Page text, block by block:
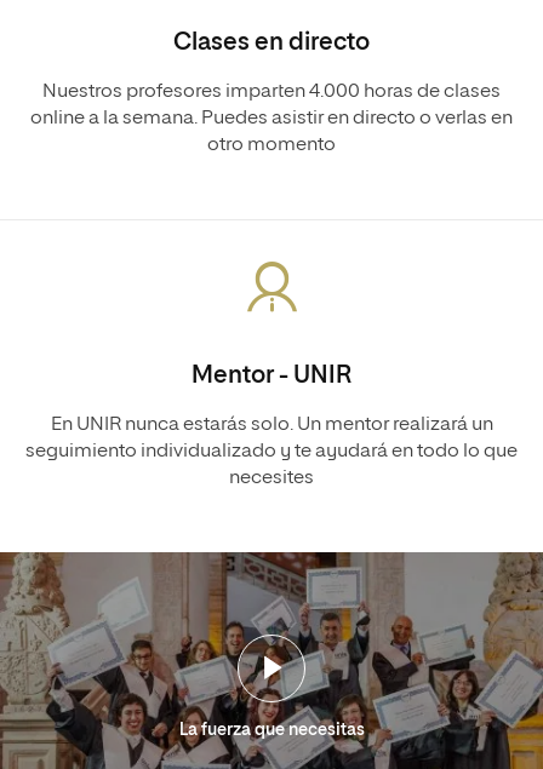
Clases en directo
Nuestros profesores imparten 4.000 horas de clases
online a la semana. Puedes asistir en directo o verlas en
otro momento
Mentor - UNIR
En UNIR nunca estarás solo. Un mentor realizará un
seguimiento individualizado y te ayudará en todo lo que
necesites
La fuerza que necesitas